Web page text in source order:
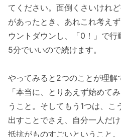
てください。面倒くさいけれ
があったとき、あれこれ考え
ウントダウンし、「0！」で行
5分でいいので続けます。
やってみると2つのことが理解
「本当に、とりあえず始めて
うこと。そしてもう1つは、こ
出すことでさえ、自分一人だ
抵抗がものすごいということ。